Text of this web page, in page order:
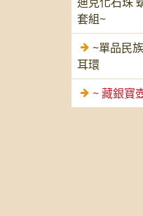
套組~
~單品民
耳環
~ 藏銀寶